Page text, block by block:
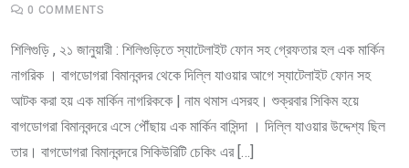
0 COMMENTS
শিলিগুড়ি , ২১ জানুয়ারী : শিলিগুড়িতে স্যাটেলাইট ফোন সহ গ্রেফতার হল এক মার্কিন
নাগরিক । বাগডোগরা বিমানবন্দর থেকে দিল্লি যাওয়ার আগে স্যাটেলাইট ফোন সহ
আটক করা হয় এক মার্কিন নাগরিককে | নাম থমাস এসরহ। শুক্রবার সিকিম হয়ে
বাগডোগরা বিমানবন্দরে এসে পৌঁছায় এক মার্কিন বাসিন্দা । দিল্লি যাওয়ার উদ্দেশ্য ছিল
তার। বাগডোগরা বিমানবন্দরে সিকিউরিটি চেকিং এর […]